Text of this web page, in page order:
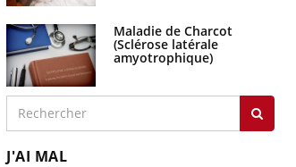
Maladie de Charcot
(Sclérose latérale
amyotrophique)
J'AI MAL